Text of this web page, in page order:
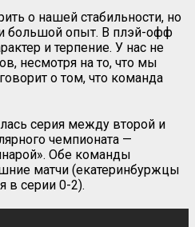
о нашей стабильности, но
большой опыт. В плэй-офф
и терпение. У нас не
несмотря на то, что мы
о том, что команда
серия между второй и
чемпионата —
Обе команды
матчи (екатеринбуржцы
в серии 0-2).